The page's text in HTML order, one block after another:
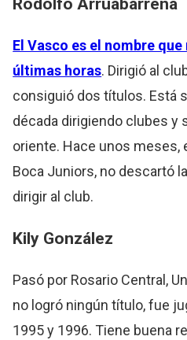
El Vasco es el nombre
últimas horas. Dirigió al
consiguió dos títulos. Está
década dirigiendo clubes y
oriente. Hace unos meses,
Boca Juniors, no descartó
dirigir al club.
Kily González
Pasó por Rosario Central,
no logró ningún título, fue
1995 y 1996. Tiene buena